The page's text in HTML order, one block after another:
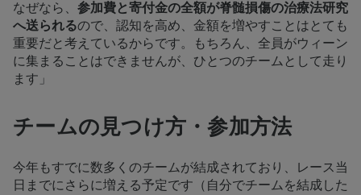
なぜなら、 参加費と寄付金の全額が脊髄損傷の治療法研究
へ送られるので、認知を高め、金額を増やすことはとても
重要だと考えているからです。もちろん、全員がウィーン
に集まることはできませんが、ひとつのチームとして走り
ます」
チームの見つけ方・参加方法
今年もすでに数多くのチームが結成されており、レース当
日までにさらに増える予定です（自分でチームを結成した